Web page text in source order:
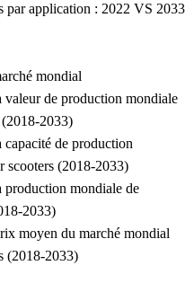
par application : 2022 VS 2033
mondial
valeur de production mondiale
(2018-2033)
de production
scooters (2018-2033)
production mondiale de
2033)
moyen du marché mondial
(2018-2033)